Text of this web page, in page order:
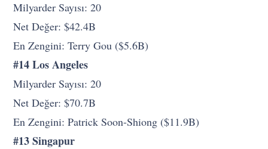
Milyarder Sayısı: 20
Net Değer: $42.4B
En Zengini: Terry Gou ($5.6B)
#14 Los Angeles
Milyarder Sayısı: 20
Net Değer: $70.7B
En Zengini: Patrick Soon-Shiong ($11.9B)
#13 Singapur